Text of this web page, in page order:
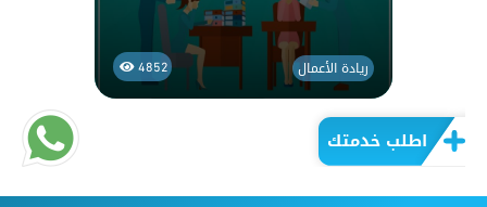
اطلب خدمتك
4852 ريادة الأعمال